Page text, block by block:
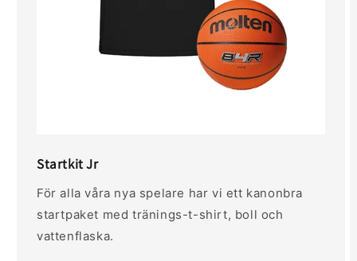
Startkit Jr
För alla våra nya spelare har vi ett kanonbra
startpaket med tränings-t-shirt, boll och
vattenflaska.